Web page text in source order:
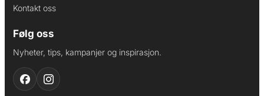
Kontakt oss
Følg oss
Nyheter, tips, kampanjer og inspirasjon.